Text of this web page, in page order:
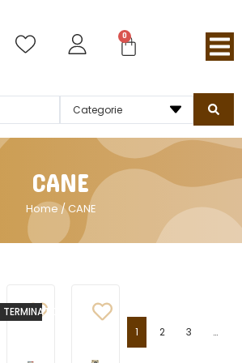
0
CANE
Home/ CANE
TERMINATO
1 2 3 …